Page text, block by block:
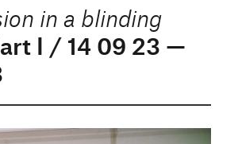
in a blinding
I / 14 09 23 —